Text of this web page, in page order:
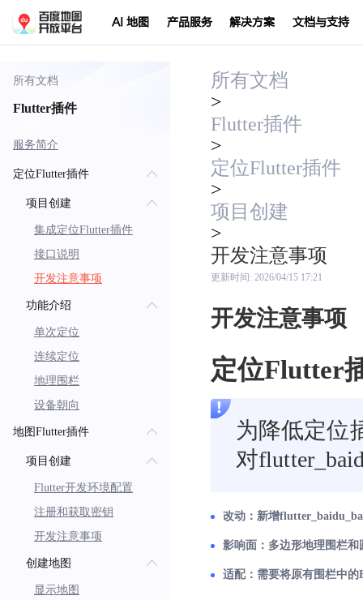
AI 地图 产品服务 解决方案 文档与支持
所有文档
Flutter插件
服务简介
定位Flutter插件
项目创建
集成定位Flutter插件
接口说明
开发注意事项
功能介绍
单次定位
连续定位
地理围栏
设备朝向
地图Flutter插件
项目创建
Flutter开发环境配置
注册和获取密钥
开发注意事项
创建地图
显示地图
所有文档
>
Flutter插件
>
定位Flutter插件
>
项目创建
>
开发注意事项
更新时间: 2026/04/15 17:21
开发注意事项
定位Flutter
为降低定位
对
改动：新增
影响面：多边形地理围栏和
适配：需要将原有围栏中